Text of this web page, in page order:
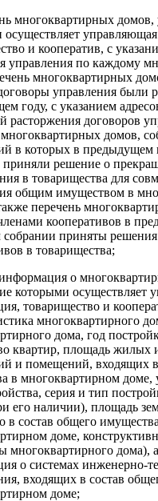
многоквартирных домов,
и кооператив, с
управления по каждому
многоквартирных
управления были
году, с указанием
расторжения договоров
домов,
в которых в предыдущем
приняли решение о
в товарищества для
общим имуществом в
перечень
кооперативов в
приняты решения
в товарищества;
о
которыми осуществляет
товарищество и
многоквартирного
дома, год
квартир, площадь
и помещений, входящих в
в многоквартирном доме,
серия и тип
его наличии), площадь
в состав общего
доме,
многоквартирного дома),
о системах инженерно-
входящих в состав
доме;